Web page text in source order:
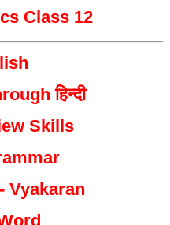
Class 12
हिन्दी
Skills
- Vyakaran